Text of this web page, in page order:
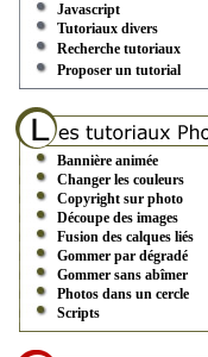
Javascript
Tutoriaux divers
Recherche tutoriaux
Proposer un tutorial
Bannière animée
Changer les couleurs
Copyright sur photo
Découpe des images
Fusion des calques liés
Gommer par dégradé
Gommer sans abîmer
Photos dans un cercle
Scripts